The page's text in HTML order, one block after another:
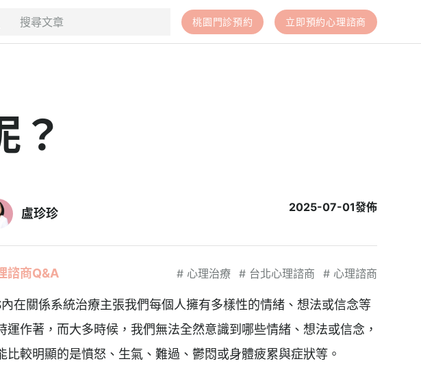
桃園門診預約 立即預約心理諮商
？
盧珍珍 2025-07-01發佈
諮商Q&A # 心理治療 # 台北心理諮商 # 心理諮商
內在關係系統治療主張我們每個人擁有多樣性的情緒、想法或信念等
運作著，而大多時候，我們無法全然意識到哪些情緒、想法或信念，
比較明顯的是憤怒、生氣、難過、鬱悶或身體疲累與症狀等。